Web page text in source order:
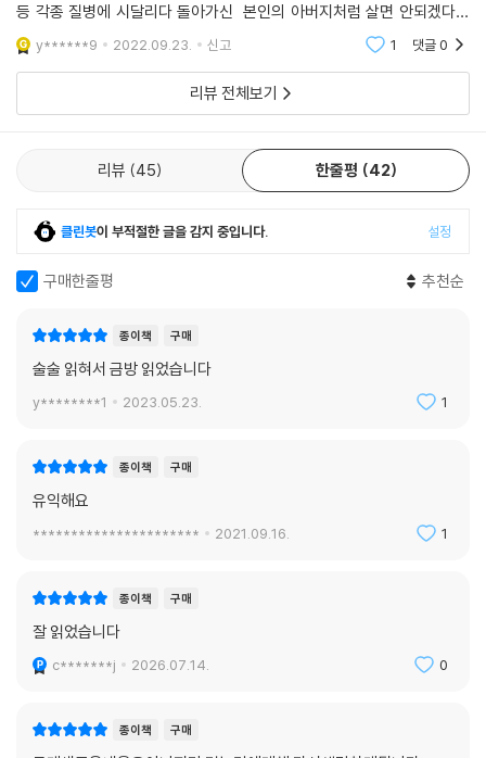
등 각종 질병에 시달리다 돌아가신 본인의 아버지처럼 살면 안되겠다는
결심을 하고 수많은 연구에 연구를 거듭한 끝에 이뤄낸 결과물이기에 한
페이지 페
y******9 2022.09.23. 신고 1 댓글0
리뷰 전체보기
리뷰 45 한줄평 42
클린봇이 부적절한 글을 감지 중입니다. 설정
구매한줄평 추천순
종이책 구매
술술 읽혀서 금방 읽었습니다
y********1 2023.05.23. 1
종이책 구매
유익해요
********************** 2021.09.16. 1
종이책 구매
잘 읽었습니다
c*******j 2026.07.14. 0
종이책 구매